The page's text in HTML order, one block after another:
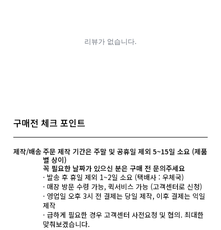
구매전 체크 포인트
제작/배송주문 제작 기간은 주말 및 공휴일 제외 5~15일 소요 (제품
별 상이)
꼭 필요한 날짜가 있으신 분은 구매 전 문의주세요
· 발송 후 휴일 제외 1~2일 소요 (택배사 : 우체국)
· 매장 방문 수령 가능, 퀵서비스 가능 (고객센터로 신청)
· 영업일 오후 3시 전 결제는 당일 제작, 이후 결제는 익일
제작
· 급하게 필요한 경우 고객센터 사전요청 및 협의. 최대한
맞춰보겠습니다.